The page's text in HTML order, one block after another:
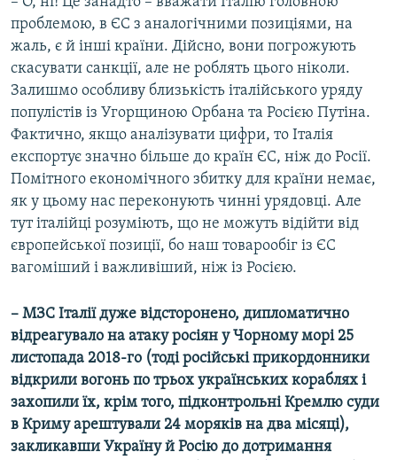
проблемою, в ЄС з аналогічними позиціями, на
жаль, є й інші країни. Дійсно, вони погрожують
скасувати санкції, але не роблять цього ніколи.
Залишмо особливу близькість італійського уряду
популістів із Угорщиною Орбана та Росією Путіна.
Фактично, якщо аналізувати цифри, то Італія
експортує значно більше до країн ЄС, ніж до Росії.
Помітного економічного збитку для країни немає,
як у цьому нас переконують чинні урядовці. Але
тут італійці розуміють, що не можуть відійти від
європейської позиції, бо наш товарообіг із ЄС
вагоміший і важливіший, ніж із Росією.
– МЗС Італії дуже відсторонено, дипломатично
відреагувало на атаку росіян у Чорному морі 25
листопада 2018-го (тоді російські прикордонники ​
відкрили вогонь по трьох українських кораблях і
захопили їх, крім того, підконтрольні Кремлю суди
в Криму арештували 24 моряків на два місяці),
закликавши Україну й Росію до дотримання